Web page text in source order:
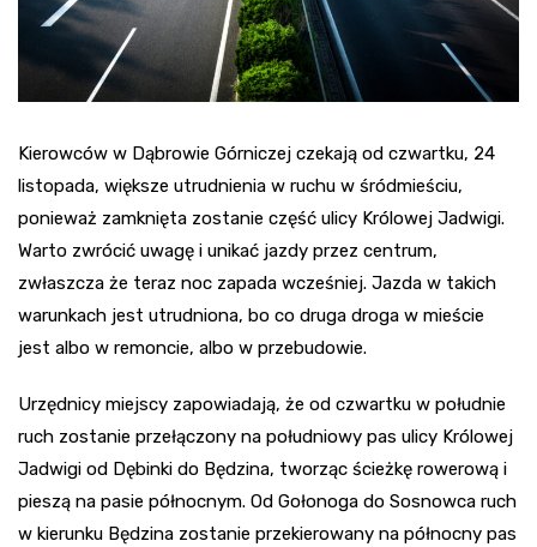
Kierowców w Dąbrowie Górniczej czekają od czwartku, 24
listopada, większe utrudnienia w ruchu w śródmieściu,
ponieważ zamknięta zostanie część ulicy Królowej Jadwigi.
Warto zwrócić uwagę i unikać jazdy przez centrum,
zwłaszcza że teraz noc zapada wcześniej. Jazda w takich
warunkach jest utrudniona, bo co druga droga w mieście
jest albo w remoncie, albo w przebudowie.
Urzędnicy miejscy zapowiadają, że od czwartku w południe
ruch zostanie przełączony na południowy pas ulicy Królowej
Jadwigi od Dębinki do Będzina, tworząc ścieżkę rowerową i
pieszą na pasie północnym. Od Gołonoga do Sosnowca ruch
w kierunku Będzina zostanie przekierowany na północny pas